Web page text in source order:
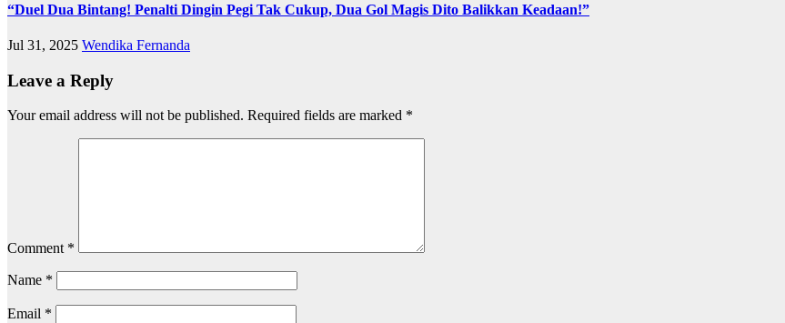
“Duel Dua Bintang! Penalti Dingin Pegi Tak Cukup, Dua Gol Magis Dito Balikkan Keadaan!”
Jul 31, 2025 Wendika Fernanda
Leave a Reply
Your email address will not be published. Required fields are marked *
Comment *
Name *
Email *